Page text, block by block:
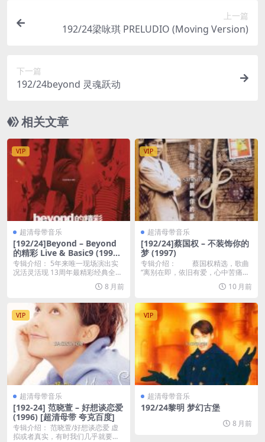
上一篇
192/24梁咏琪 PRELUDIO (Moving Version)
下一篇
192/24beyond 灵魂跃动
相关文章
VIP
超清母带音乐
[192/24]Beyond – Beyond
的精彩 Live & Basic9 (1996)
[超清母带 夸克百度]
专辑介绍： 5年来唯一现场演出实
况活灵活现 13周年最精彩经典全部
8 月前
VIP
超清母带音乐
[192/24]蔡国权 – 不装饰你的
梦 (1997)
专辑介绍： 蔡国权精选，歌曲
“离别在即，依旧有爱，心中苦痛，
10 月前
VIP
超清母带音乐
[192-24] 范晓萱 – 好想谈恋爱
(1996) [超清母带 夸克百度]
专辑介绍： 范晓萱/好想谈恋爱 虚
拟或者真实，有时我们几乎就要相
VIP
超清母带音乐
192/24黎明 梦幻古堡
8 月前